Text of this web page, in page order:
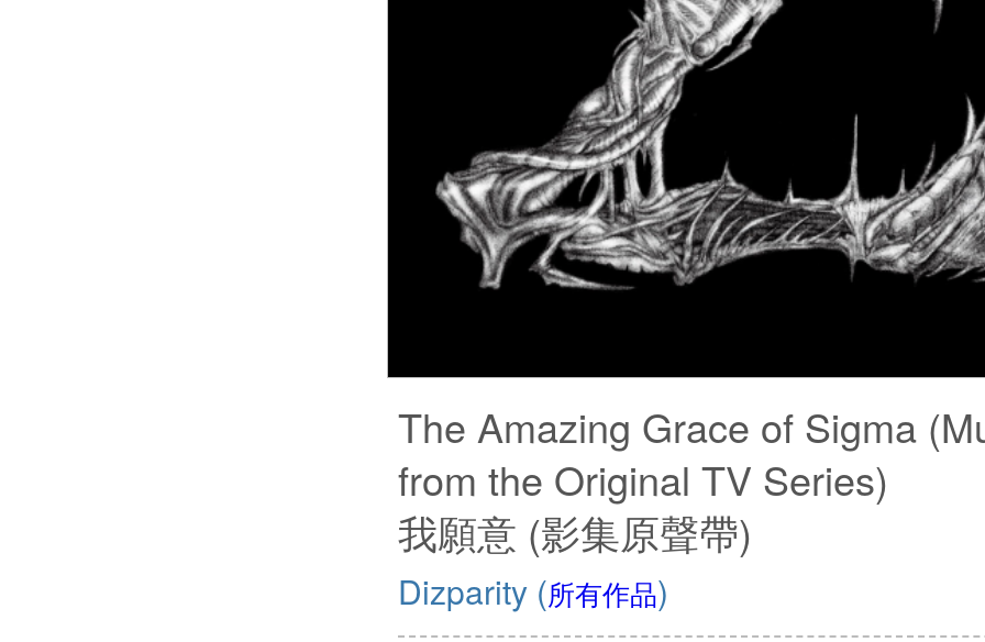
The Amazing Grace of Sigma
from the Original TV Series)
我願意 (影集原聲帶)
Dizparity (所有作品)